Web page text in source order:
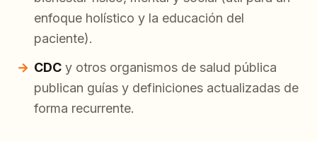
enfoque holístico y la educación del
paciente).
CDC y otros organismos de salud pública
publican guías y definiciones actualizadas de
forma recurrente.